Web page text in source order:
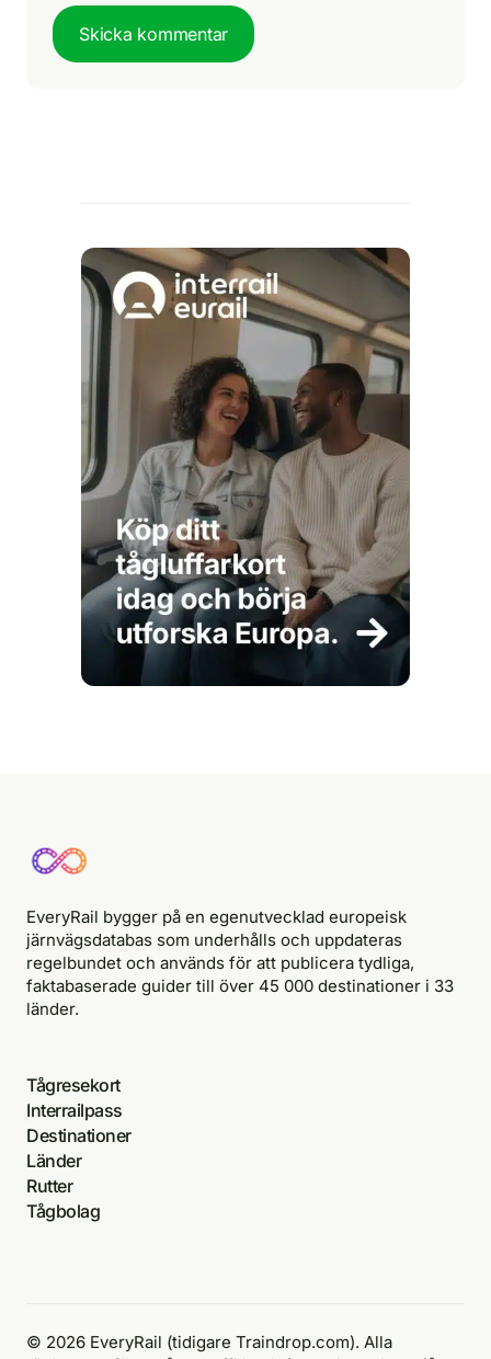
Skicka kommentar
EveryRail bygger på en egenutvecklad europeisk
järnvägsdatabas som underhålls och uppdateras
regelbundet och används för att publicera tydliga,
faktabaserade guider till över 45 000 destinationer i 33
länder.
Tågresekort
Interrailpass
Destinationer
Länder
Rutter
Tågbolag
© 2026 EveryRail (tidigare Traindrop.com). Alla